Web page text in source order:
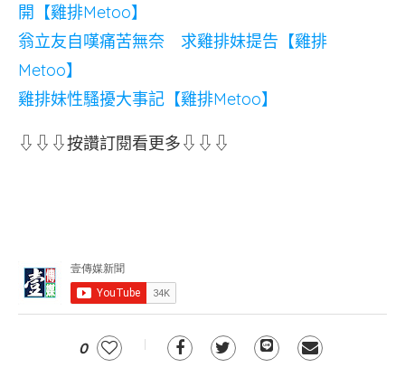
開【雞排Metoo】
翁立友自嘆痛苦無奈 求雞排妹提告【雞排
Metoo】
雞排妹性騷擾大事記【雞排Metoo】
⇩⇩⇩按讚訂閱看更多⇩⇩⇩
0